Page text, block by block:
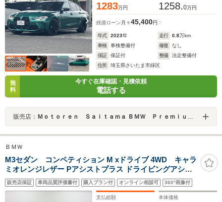
1283万円 1258.0万円
残価ローン 月々45,400円
年式 2023年 走行 0.8万km
車検
車検整備付 修復
なし
保証
保証付 整備
法定整備付
住所
埼玉県さいたま市緑区
無
料
今すぐ在庫確認・見積依頼
電話する
販売店： Ｍｏｔｏｒｅｎ Ｓａｉｔａｍａ ＢＭＷ Ｐｒｅｍｉｕｍ Ｓｅｌｅｃｔｉｏｎ 浦和美園
ＢＭＷ
M3セダン コンペティション M xドライブ 4WD キャラ
ミオレンジレザー Pアシストプラス ドライビングアシス
トプロ ACC シートヒーター HUD ライブコックピッド
harman/kardonサウンド カーボンルーフ BMWレーザー
ライト 黒F19R20インチAW 赤キャリパー
販売店保証 車両品質評価書付 購入プラン付 オンライン相談可 360°画像付
支払総額 本体価格